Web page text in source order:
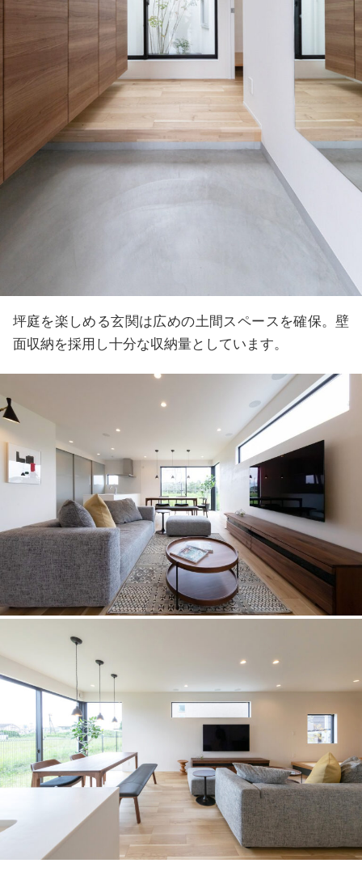
坪庭を楽しめる玄関は広めの土間スペースを確保。壁
面収納を採用し十分な収納量としています。